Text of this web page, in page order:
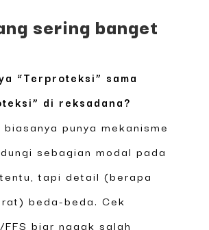
sering banget
“Terproteksi” sama
di reksadana?
punya mekanisme
sebagian modal pada
tapi detail (berapa
beda-beda. Cek
biar nggak salah